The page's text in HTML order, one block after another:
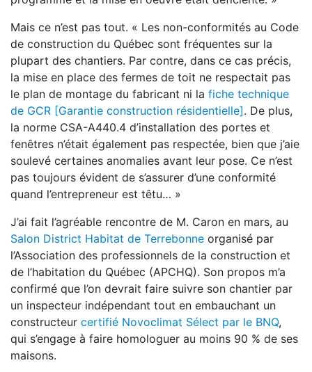
Mais ce n’est pas tout. « Les non-conformités au Code
de construction du Québec sont fréquentes sur la
plupart des chantiers. Par contre, dans ce cas précis,
la mise en place des fermes de toit ne respectait pas
le plan de montage du fabricant ni la fiche technique
de GCR [Garantie construction résidentielle]. De plus,
la norme CSA-A440.4 d’installation des portes et
fenêtres n’était également pas respectée, bien que j’aie
soulevé certaines anomalies avant leur pose. Ce n’est
pas toujours évident de s’assurer d’une conformité
quand l’entrepreneur est têtu… »
J’ai fait l’agréable rencontre de M. Caron en mars, au
Salon District Habitat de Terrebonne organisé par
l’Association des professionnels de la construction et
de l’habitation du Québec (APCHQ). Son propos m’a
confirmé que l’on devrait faire suivre son chantier par
un inspecteur indépendant tout en embauchant un
constructeur certifié Novoclimat Sélect par le BNQ,
qui s’engage à faire homologuer au moins 90 % de ses
maisons.